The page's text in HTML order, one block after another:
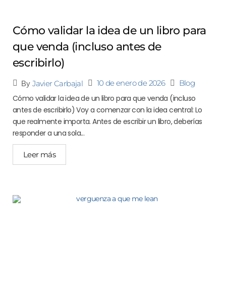
Cómo validar la idea de un libro para
que venda (incluso antes de
escribirlo)
By Javier Carbajal 10 de enero de 2026 Blog
Cómo validar la idea de un libro para que venda (incluso
antes de escribirlo) Voy a comenzar con la idea central: Lo
que realmente importa. Antes de escribir un libro, deberías
responder a una sola...
Leer más